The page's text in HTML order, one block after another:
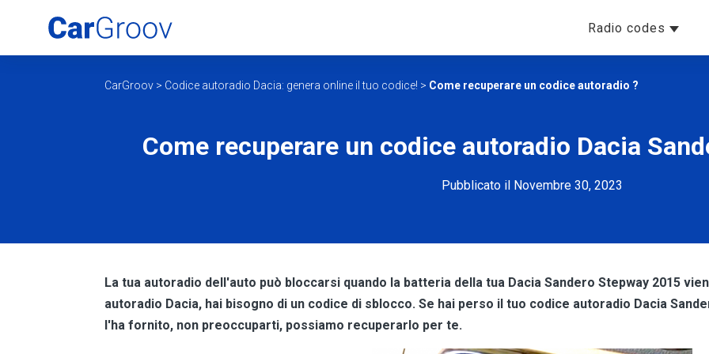
Radio codes
CarGroov > Codice autoradio Dacia: genera online il tuo codice! > Come recuperare un codice autoradio ?
Come recuperare un codice autoradio Dacia
Pubblicato il Novembre 30, 2023
La tua autoradio dell'auto può bloccarsi quando la batteria della tua Dacia Sandero Stepway 2015
autoradio Dacia, hai bisogno di un codice di sblocco. Se hai perso il tuo codice autoradio Dacia
l'ha fornito, non preoccuparti, possiamo recuperarlo per te.